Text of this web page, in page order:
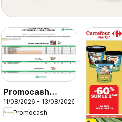
Promocash
Opportunités
Marée
11/08/2026 - 13/08/2026
Promocash